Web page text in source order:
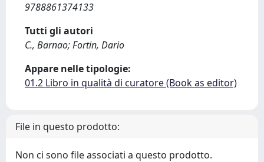
9788861374133
Tutti gli autori
C., Barnao; Fortin, Dario
Appare nelle tipologie:
01.2 Libro in qualità di curatore (Book as editor)
File in questo prodotto:
Non ci sono file associati a questo prodotto.